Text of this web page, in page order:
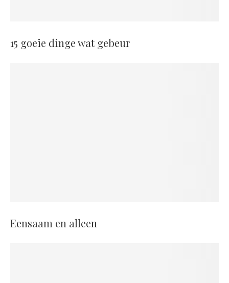
15 goeie dinge wat gebeur
Eensaam en alleen